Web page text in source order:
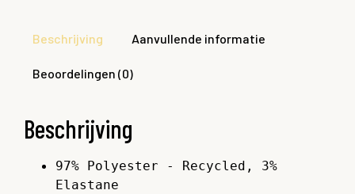
Beschrijving Aanvullende informatie
Beoordelingen (0)
Beschrijving
97% Polyester - Recycled, 3%
Elastane